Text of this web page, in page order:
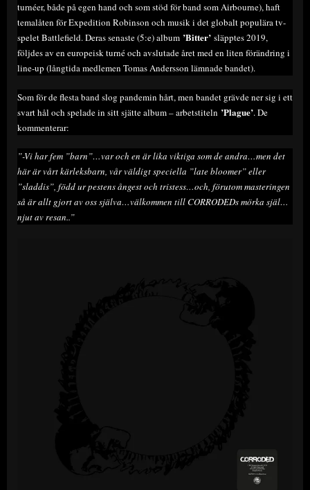
turnéer, både på egen hand och som stöd för band som Airbourne), haft
temalåten för Expedition Robinson och musik i det globalt populära tv-
spelet Battlefield. Deras senaste (5:e) album ’Bitter’ släpptes 2019,
följdes av en europeisk turné och avslutade året med en liten förändring i
line-up (långtida medlemen Tomas Andersson lämnade bandet).
Som för de flesta band slog pandemin hårt, men bandet grävde ner sig i ett
svart hål och spelade in sitt sjätte album – arbetstiteln ’Plague’. De
kommenterar:
”-Vi har fem ”barn”…var och en är lika viktiga som de andra…men det
här är vårt kärleksbarn, vår väldigt speciella ”late bloomer” eller
”sladdis”, född ur pestens ångest och tristess…och, förutom masteringen
så är allt gjort av oss själva…välkommen till CORRODEDs mörka själ…
njut av resan..”